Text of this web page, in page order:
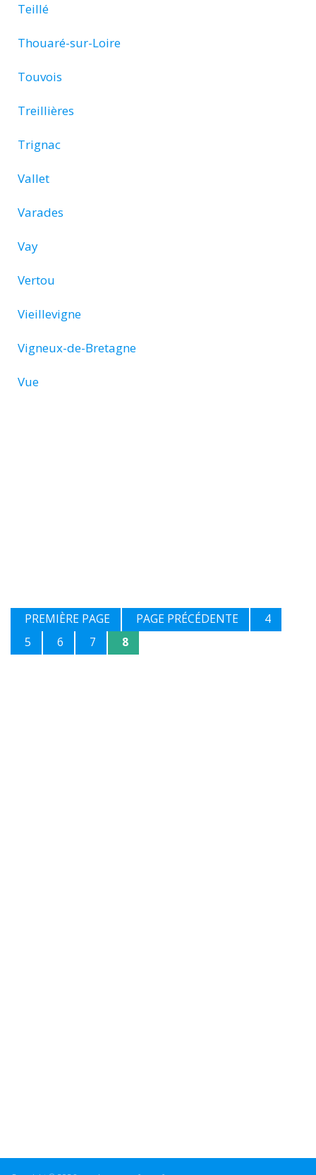
Teillé
Thouaré-sur-Loire
Touvois
Treillières
Trignac
Vallet
Varades
Vay
Vertou
Vieillevigne
Vigneux-de-Bretagne
Vue
PREMIÈRE PAGE PAGE PRÉCÉDENTE
4
5
6 7 8